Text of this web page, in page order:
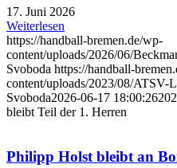
17. Juni 2026
Weiterlesen
https://handball-bremen.de/wp-
content/uploads/2026/06/
Svoboda https://handball-
content/uploads/2023/08/ATSV-
Svoboda2026-06-17 18:00:26
bleibt Teil der 1. Herren
Philipp Holst bleibt an